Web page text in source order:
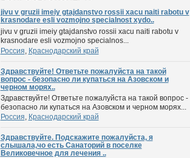
jivu v gruzii imeiy gtajdanstvo rossii xacu naiti rabotu v
krasnodare esli vozmojno specialnost xydo..
jivu v gruzii imeiy gtajdanstvo rossii xacu naiti rabotu v
krasnodare esli vozmojno specialnos...
Россия, Краснодарский край
Здравствуйте! Ответьте пожалуйста на такой
вопрос - безопасно ли купаться на Азовском и
черном морях..
Здравствуйте! Ответьте пожалуйста на такой вопрос -
безопасно ли купаться на Азовском и черном морях...
Россия, Краснодарский край
Здравствуйте. Подскажите пожалуйста, я
слышала,чо есть Санаторий в поселке
Великовечное для лечения ..